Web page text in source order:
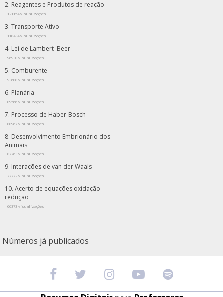
Reagentes e Produtos de reação
121154 visualizações
Transporte Ativo
118434 visualizações
Lei de Lambert–Beer
96930 visualizações
Comburente
93688 visualizações
Planária
89566 visualizações
Processo de Haber-Bosch
88967 visualizações
Desenvolvimento Embrionário dos
Animais
87763 visualizações
Interações de van der Waals
77772 visualizações
Acerto de equações oxidação-
redução
66373 visualizações
Números já publicados